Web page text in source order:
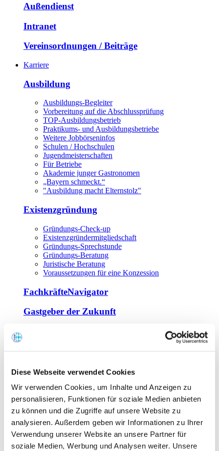
Diese Webseite verwendet Cookies
Wir verwenden Cookies, um Inhalte und Anzeigen zu
personalisieren, Funktionen für soziale Medien anbieten
zu können und die Zugriffe auf unsere Website zu
analysieren. Außerdem geben wir Informationen zu Ihrer
Verwendung unserer Website an unsere Partner für
soziale Medien, Werbung und Analysen weiter. Unsere
Außendienst
Intranet
Vereinsordnungen / Beiträge
Karriere
Ausbildung
Ausbildungs-Begleiter
Vorbereitung auf die Abschlussprüfung
TOP-Ausbildungsbetrieb
Praktikums- und Ausbildungsbetriebe
Weitere Jobbörseninfos
Schulen / Hochschulen
Jugendmeisterschaften
Für Betriebe
Akademie junger Gastronomen
„Bayern schmeckt.“
"Ausbildung macht Elternstolz"
Existenzgründung
Gründungs-Check-up
Existenzgründermitgliedschaft
Gründungs-Sprechstunde
Gründungs-Beratung
Juristische Beratung
Voraussetzungen für eine Konzession
FachkräfteNavigator
Gastgeber der Zukunft
Offene Seminare
Tagen im Palais
Wirte-und Unternehmerbrief
Lernplattform BOUNTI
Partner
Branchennahe Organisationen